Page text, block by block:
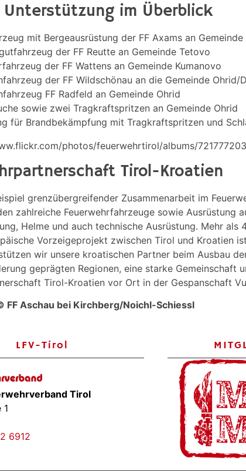
Unterstützung im Überblick
mit Bergeausrüstung der FF Axams an
der FF Reutte an Gemeinde Tetovo
der FF Wattens an Gemeinde Kumanovo
der FF Wildschönau an die Gemeinde Ohrid/
FF Radfeld an Gemeinde Ohrid
sowie zwei Tragkraftspritzen an Gemeinde Ohrid
für Brandbekämpfung mit Tragkraftspritzen und
photos/feuerwehrtirol/albums/
Tirol-Kroatien
grenzübergreifender Zusammenarbeit im
zahlreiche Feuerwehrfahrzeuge sowie Ausrüstung
Helme und auch technische Ausrüstung. Mehr
Vorzeigeprojekt zwischen Tirol und Kroatien
wir unsere kroatischen Partner beim Ausbau
geprägten Regionen, eine starke Gemeinschaft
Tirol-Kroatien vor Ort in der Gespanschaft
FF Aschau bei Kirchberg/Noichl-Schiessl
LFV-Tirol
Tirol
1
6912